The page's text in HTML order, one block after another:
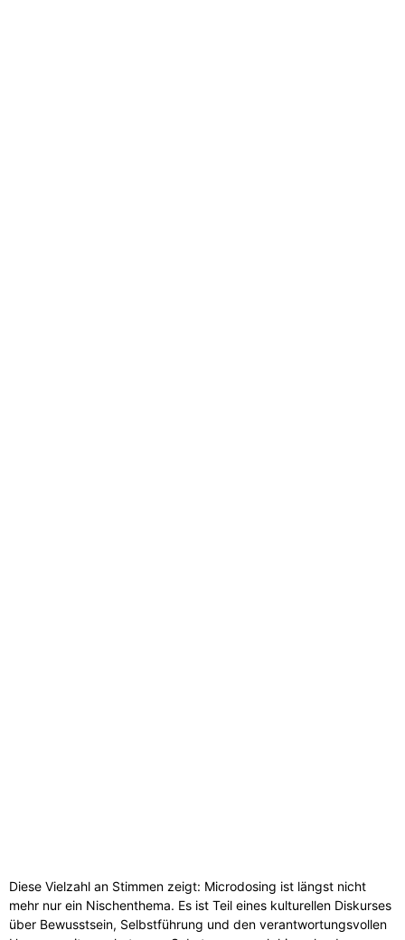
Diese Vielzahl an Stimmen zeigt: Microdosing ist längst nicht
mehr nur ein Nischenthema. Es ist Teil eines kulturellen Diskurses
über Bewusstsein, Selbstführung und den verantwortungsvollen